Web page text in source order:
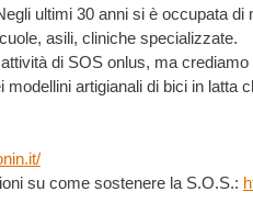
ultimi 30 anni si è occupata
asili, cliniche specializzate.
di SOS onlus, ma
artigianali di bici in latta
su come sostenere la S.O.S.: